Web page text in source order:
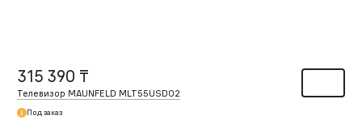
315 390 ₸
Телевизор MAUNFELD MLT55USD02
Под заказ